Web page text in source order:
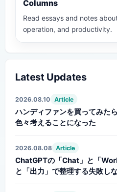
Columns
Read essays and notes
operation, and productivity.
Latest Updates
2026.08.10 Article
ハンディファンを買ってみた
色々考えることになった
2026.08.08 Article
ChatGPTの「Chat」と「
と「出力」で整理する失敗し